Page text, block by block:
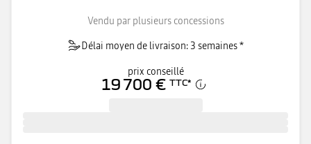
Vendu par plusieurs concessions
Délai moyen de livraison: 3 semaines *
prix conseillé
19 700 € TTC*